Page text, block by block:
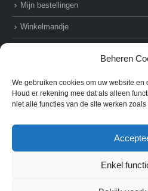
Beheren
We gebruiken cookies om uw website en
Houd er rekening mee dat als alleen
niet alle functies van de site werken
Enkel
Mijn bestellingen
Winkelmandje
© AZ-Supplies. 2022. All Rights Reserved